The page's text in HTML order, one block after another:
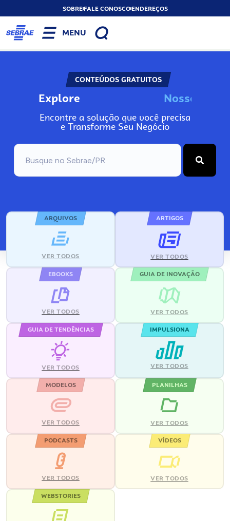
SOBREFALE CONOSCOENDEREÇOS
MENU
CONTEÚDOS GRATUITOS
Explore Nos
Encontre a solução que você precisa
e Transforme Seu Negócio
ARQUIVOS
VER TODOS
ARTIGOS
VER TODOS
EBOOKS
VER TODOS
GUIA DE INOVAÇÃO
VER TODOS
GUIA DE TENDÊNCIAS
VER TODOS
IMPULSIONA
VER TODOS
MODELOS
VER TODOS
PLANILHAS
VER TODOS
PODCASTS
VER TODOS
VÍDEOS
VER TODOS
WEBSTORIES